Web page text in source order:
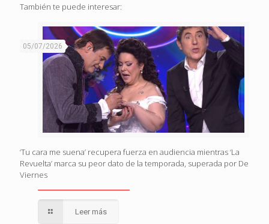
También te puede interesar:
05/07/2026
‘Tu cara me suena’ recupera fuerza en audiencia mientras ‘La
Revuelta’ marca su peor dato de la temporada, superada por De
Viernes
Leer más